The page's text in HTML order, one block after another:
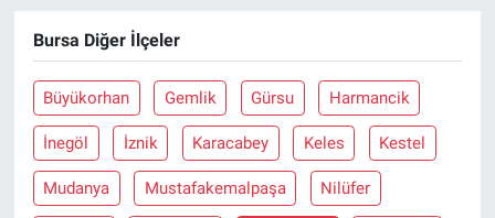
Bursa Diğer İlçeler
Büyükorhan Gemlik Gürsu Harmancik
İnegöl İznik Karacabey Keles Kestel
Mudanya Mustafakemalpaşa Nilüfer